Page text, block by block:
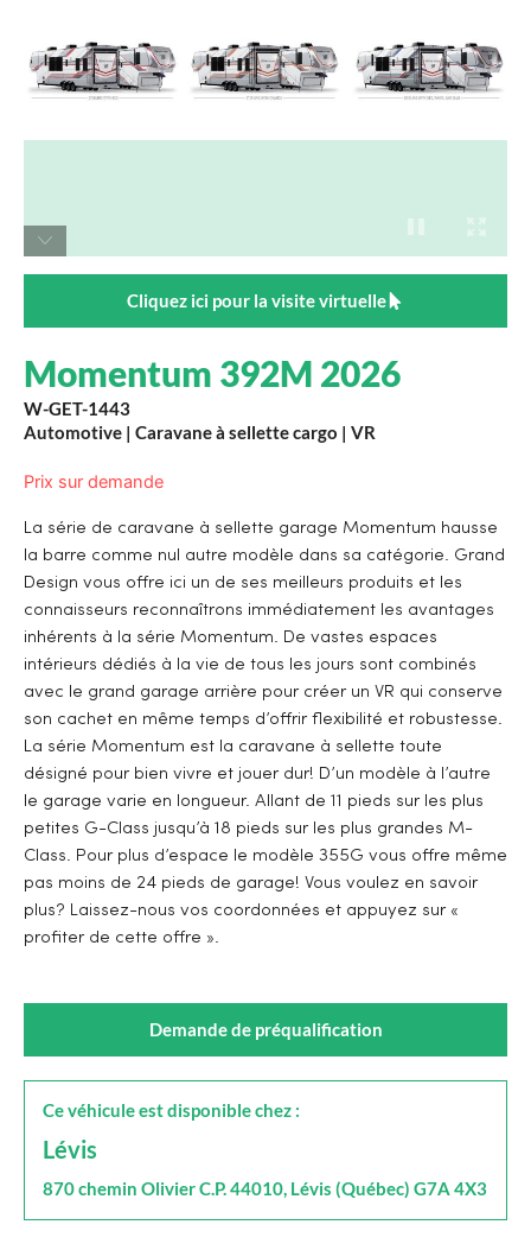
Cliquez ici pour la visite virtuelle
Momentum 392M 2026
W-GET-1443
Automotive | Caravane à sellette cargo | VR
Prix sur demande
La série de caravane à sellette garage Momentum hausse
la barre comme nul autre modèle dans sa catégorie. Grand
Design vous offre ici un de ses meilleurs produits et les
connaisseurs reconnaîtrons immédiatement les avantages
inhérents à la série Momentum. De vastes espaces
intérieurs dédiés à la vie de tous les jours sont combinés
avec le grand garage arrière pour créer un VR qui conserve
son cachet en même temps d’offrir flexibilité et robustesse.
La série Momentum est la caravane à sellette toute
désigné pour bien vivre et jouer dur! D’un modèle à l’autre
le garage varie en longueur. Allant de 11 pieds sur les plus
petites G-Class jusqu’à 18 pieds sur les plus grandes M-
Class. Pour plus d’espace le modèle 355G vous offre même
pas moins de 24 pieds de garage! Vous voulez en savoir
plus? Laissez-nous vos coordonnées et appuyez sur «
profiter de cette offre ».
Demande de préqualification
Ce véhicule est disponible chez :
Lévis
870 chemin Olivier C.P. 44010, Lévis (Québec) G7A 4X3